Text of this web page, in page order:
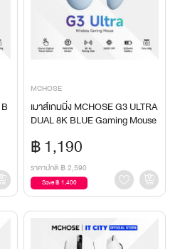
MCHOSE
เมาส์เกมมิ่ง MCHOSE G3 ULTRA
DUAL 8K BLUE Gaming Mouse
฿ 1,190
ราคาปกติ ฿ 2,590
Save ฿ 1,400